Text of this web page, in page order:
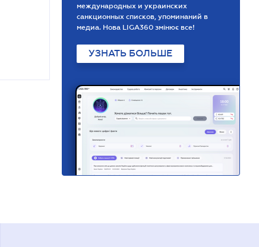
международных и украинских
санкционных списков, упоминаний в
медиа. Нова LIGA360 змінює все!
УЗНАТЬ БОЛЬШЕ